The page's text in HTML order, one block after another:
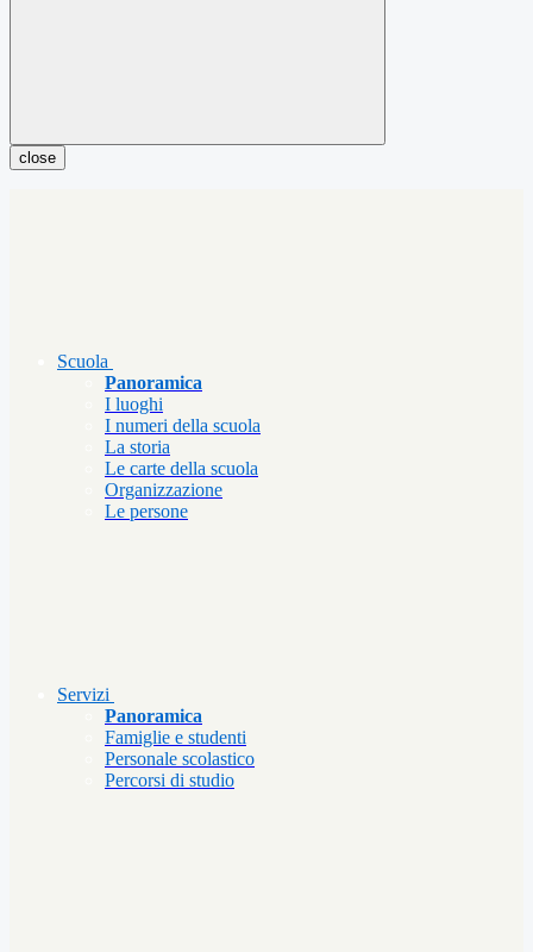
close
Scuola
Panoramica
I luoghi
I numeri della scuola
La storia
Le carte della scuola
Organizzazione
Le persone
Servizi
Panoramica
Famiglie e studenti
Personale scolastico
Percorsi di studio